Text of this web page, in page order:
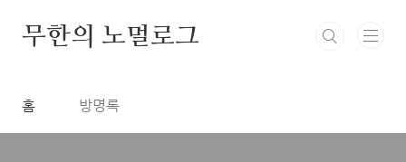
무한의 노멀로그
홈 방명록